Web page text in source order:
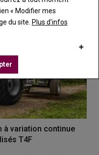
à variation continue
T4F
« Modifier mes
du site. Plus d'infos